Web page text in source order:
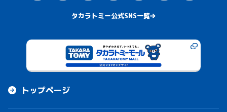
タカラトミー公式SNS一覧
トップページ